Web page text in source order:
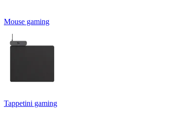
Mouse gaming
Tappetini gaming